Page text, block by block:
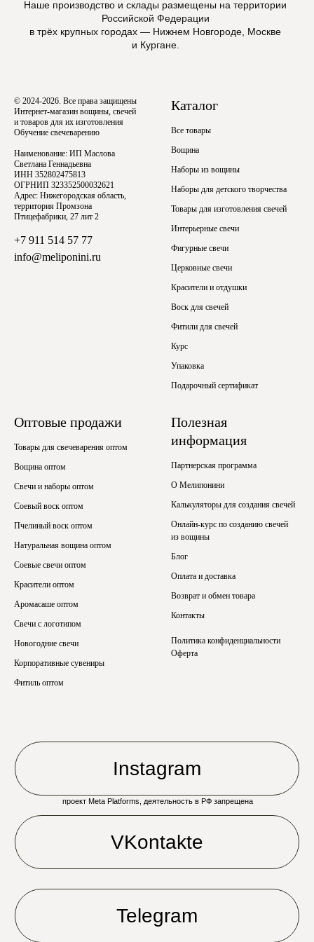
Наше производство и склады размещены на территории
Российской Федерации
в трёх крупных городах — Нижнем Новгороде, Москве
и Кургане.
© 2024-2026. Все права защищены
Интернет-магазин вощины, свечей
и товаров для их изготовления
Обучение свечеварению
Наименование: ИП Маслова
Светлана Геннадьевна
ИНН 352802475813
ОГРНИП 323352500032621
Адрес: Нижегородская область,
территория Промзона
Птицефабрики, 27 лит 2
+7 911 514 57 77
info@meliponini.ru
Каталог
Все товары
Вощина
Наборы из вощины
Наборы для детского творчества
Товары для изготовления свечей
Интерьерные свечи
Фигурные свечи
Церковные свечи
Красители и отдушки
Воск для свечей
Фитили для свечей
Курс
Упаковка
Подарочный сертификат
Оптовые продажи
Товары для свечеварения оптом
Вощина оптом
Свечи и наборы оптом
Соевый воск оптом
Пчелиный воск оптом
Натуральная вощина оптом
Соевые свечи оптом
Красители оптом
Аромасаше оптом
Свечи с логотипом
Новогодние свечи
Корпоративные сувениры
Фитиль оптом
Полезная
информация
Партнерская программа
О Мелипонини
Калькуляторы для создания свечей
Онлайн-курс по созданию свечей
из вощины
Блог
Оплата и доставка
Возврат и обмен товара
Контакты
Политика конфиденциальности
Оферта